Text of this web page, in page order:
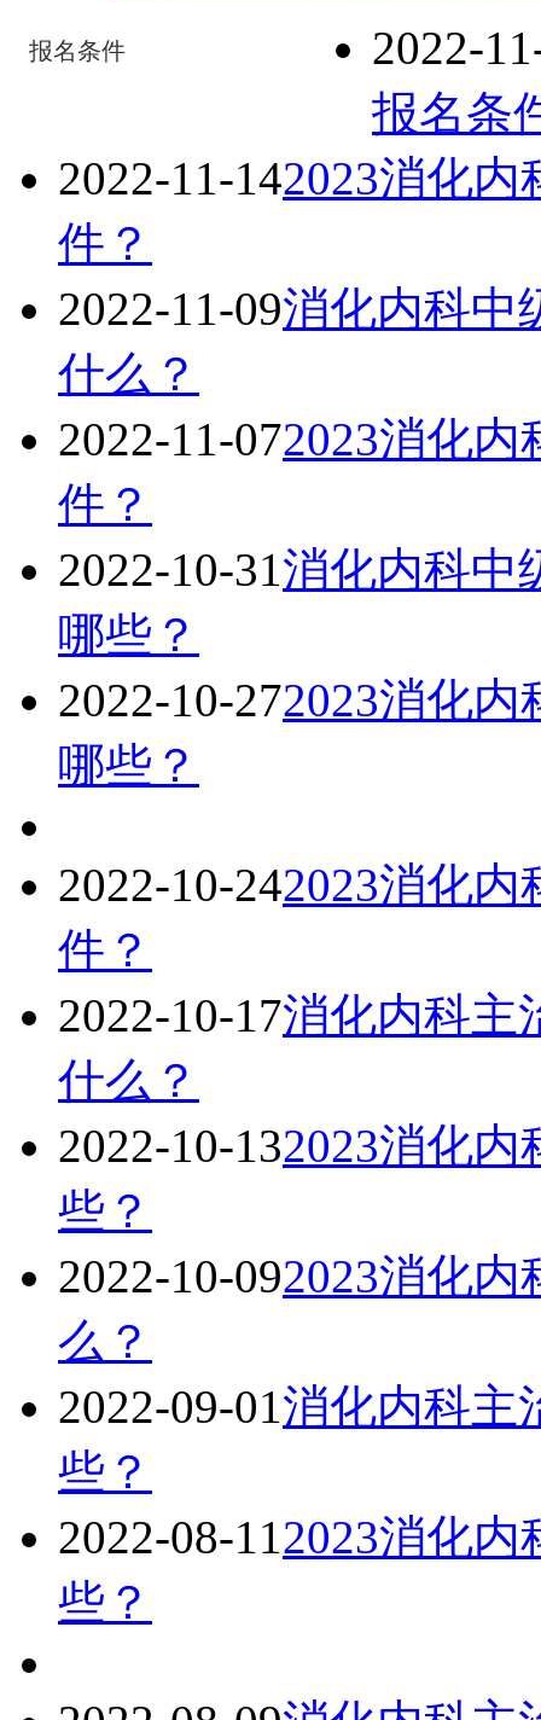
报名条件
2022-
报名条
2022-11-142023消化
件？
2022-11-09消化内科中
什么？
2022-11-072023消化
件？
2022-10-31消化内科中
哪些？
2022-10-272023消化
哪些？
2022-10-242023消化
件？
2022-10-17消化内科主
什么？
2022-10-132023消化
些？
2022-10-092023消化
么？
2022-09-01消化内科主
些？
2022-08-112023消化
些？